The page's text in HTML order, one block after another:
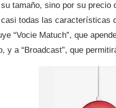
tamaño, sino por su
todas las características
“Vocie Matuch”, que
y a “Broadcast”, que